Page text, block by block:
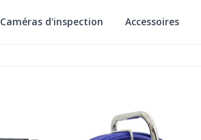
Caméras d'inspection Accessoires